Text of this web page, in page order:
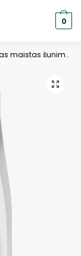
0
maistas šunims